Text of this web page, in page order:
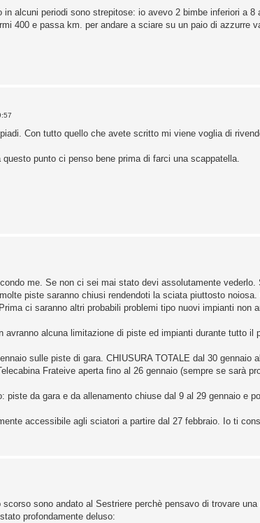
alcuni periodi sono strepitose: io avevo 2 bimbe inferiori a
400 e passa km. per andare a sciare su un paio di azzurre
Con tutto quello che avete scritto mi viene voglia di
punto ci penso bene prima di farci una scappatella.
me. Se non ci sei mai stato devi assolutamente
piste saranno chiusi rendendoti la sciata piuttosto
ci saranno altri probabili problemi tipo nuovi impianti non
avranno alcuna limitazione di piste ed impianti durante tutto il
sulle piste di gara. CHIUSURA TOTALE dal 30 gennaio
Frateive aperta fino al 26 gennaio (sempre se sarà
da gara e da allenamento chiuse dal 9 al 29 gennaio e
accessibile agli sciatori a partire dal 27 febbraio. Io ti
sono andato al Sestriere perchè pensavo di trovare
profondamente deluso: